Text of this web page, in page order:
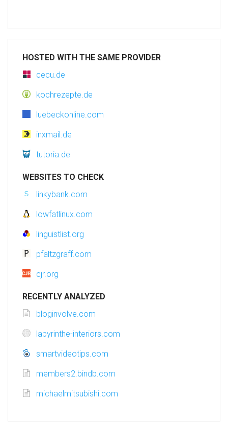
HOSTED WITH THE SAME PROVIDER
cecu.de
kochrezepte.de
luebeckonline.com
inxmail.de
tutoria.de
WEBSITES TO CHECK
linkybank.com
lowfatlinux.com
linguistlist.org
pfaltzgraff.com
cjr.org
RECENTLY ANALYZED
bloginvolve.com
labyrinthe-interiors.com
smartvideotips.com
members2.bindb.com
michaelmitsubishi.com